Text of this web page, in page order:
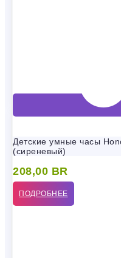
Детские умные часы
(сиреневый)
208,00 BR
ПОДРОБНЕЕ